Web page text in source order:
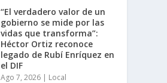
“El verdadero valor de un
gobierno se mide por las
vidas que transforma”:
Héctor Ortiz reconoce
legado de Rubí Enríquez en
el DIF
Ago 7, 2026 | Local